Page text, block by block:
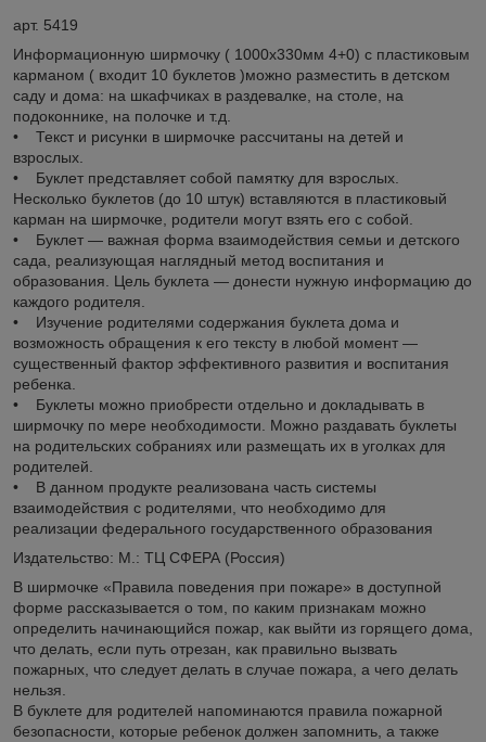
арт. 5419
Информационную ширмочку ( 1000х330мм 4+0) с пластиковым
карманом ( входит 10 буклетов )можно разместить в детском
саду и дома: на шкафчиках в раздевалке, на столе, на
подоконнике, на полочке и т.д.
• Текст и рисунки в ширмочке рассчитаны на детей и
взрослых.
• Буклет представляет собой памятку для взрослых.
Несколько буклетов (до 10 штук) вставляются в пластиковый
карман на ширмочке, родители могут взять его с собой.
• Буклет — важная форма взаимодействия семьи и детского
сада, реализующая наглядный метод воспитания и
образования. Цель буклета — донести нужную информацию до
каждого родителя.
• Изучение родителями содержания буклета дома и
возможность обращения к его тексту в любой момент —
существенный фактор эффективного развития и воспитания
ребенка.
• Буклеты можно приобрести отдельно и докладывать в
ширмочку по мере необходимости. Можно раздавать буклеты
на родительских собраниях или размещать их в уголках для
родителей.
• В данном продукте реализована часть системы
взаимодействия с родителями, что необходимо для
реализации федерального государственного образования
Издательство: М.: ТЦ СФЕРА (Россия)
В ширмочке «Правила поведения при пожаре» в доступной
форме рассказывается о том, по каким признакам можно
определить начинающийся пожар, как выйти из горящего дома,
что делать, если путь отрезан, как правильно вызвать
пожарных, что следует делать в случае пожара, а чего делать
нельзя.
В буклете для родителей напоминаются правила пожарной
безопасности, которые ребенок должен запомнить, а также